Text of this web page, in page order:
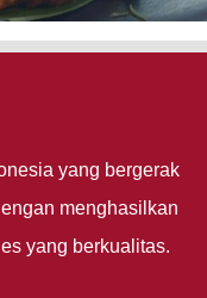
yang bergerak
menghasilkan
yang berkualitas.